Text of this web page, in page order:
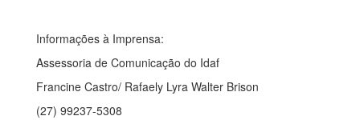
Informações à Imprensa:
Assessoria de Comunicação do Idaf
Francine Castro/ Rafaely Lyra Walter Brison
(27) 99237-5308